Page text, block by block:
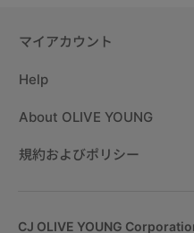
マイアカウント
Help
About OLIVE YOUNG
規約およびポリシー
CJ OLIVE YOUNG